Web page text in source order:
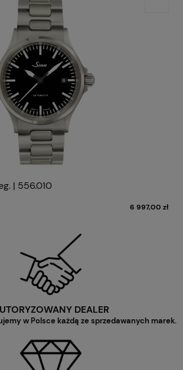
| 556.010
6 997,00 zł
DEALER
w Polsce każdą ze sprzedawanych marek.